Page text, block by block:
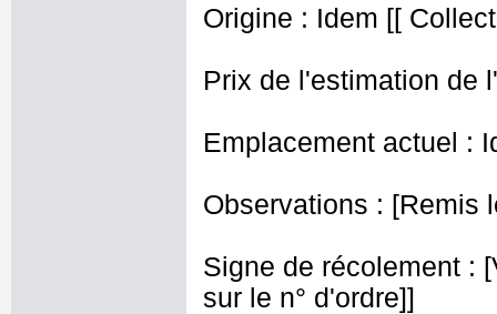
Origine : Idem [[
Prix de l'estimation de
Emplacement actuel :
Observations : [Remis
Signe de récolement :
sur le n° d'ordre]]